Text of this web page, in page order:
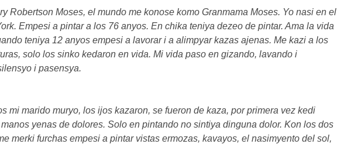
Robertson Moses, el mundo me konose komo Granmama Moses. Yo nasi en el
Empesi a pintar a los 76 anyos. En chika teniya dezeo de pintar. Ama la vida
teniya 12 anyos empesi a lavorar i a alimpyar kazas ajenas. Me kazi a los
solo los sinko kedaron en vida. Mi vida paso en gizando, lavando i
i pasensya.
mi marido muryo, los ijos kazaron, se fueron de kaza, por primera vez kedi
yenas de dolores. Solo en pintando no sintiya dinguna dolor. Kon los dos
merki furchas empesi a pintar vistas ermozas, kavayos, el nasimyento del sol,